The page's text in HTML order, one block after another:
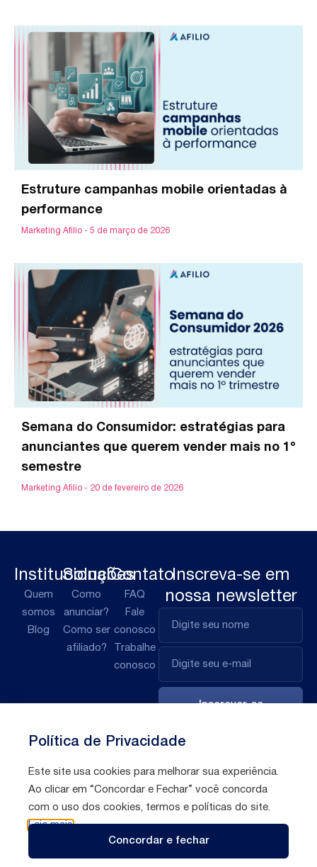
Estruture campanhas mobile orientadas à
performance
Marketing Afilio 5 de março de 2026
Semana do Consumidor: estratégias para
anunciantes que querem vender mais no 1º
semestre
Marketing Afilio 20 de fevereiro de 2026
Institucional
Quem
somos
Blog
Soluções
Como
anunciar?
Como ser
afiliado?
Contato
FAQ
Fale
conosco
Trabalhe
conosco
Inscreva-se em
nossa newsletter
Inscrever-se
Políticas de
Todos direitos reservados © 2026 Afilio
Brasil S/A
Política de Privacidade
Este site usa cookies para melhorar sua experiência.
Ao clicar em “Concordar e Fechar” você concorda
com o uso dos cookies, termos e políticas do site.
Leia mais
Concordar e fechar